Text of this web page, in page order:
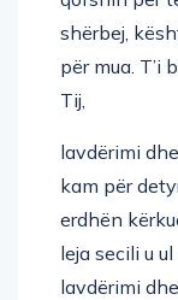
shërbej,
për mua. T’i
Tij,
lavdërimi
kam për
erdhën
leja secili u
lavdërimi